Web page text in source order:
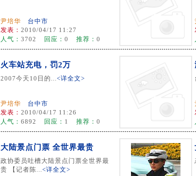
尹培华
台中市
发表： 2010/04/17 11:27
人气： 3702 回应： 0 推荐： 0
火车站充电，罚2万
2007今天10日的...<详全文>
尹培华
台中市
发表： 2010/04/17 11:26
人气： 6892 回应： 1 推荐： 0
大陆景点门票 全世界最贵
政协委员吐槽大陆景点门票全世界最
贵 【记者陈...<详全文>